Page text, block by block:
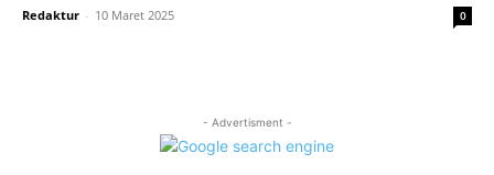
Redaktur - 10 Maret 2025 0
- Advertisment -